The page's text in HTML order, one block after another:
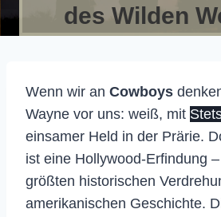
des Wilden
Wenn wir an Cowboys
Wayne vor uns: weiß, mit
einsamer Held in der Prärie.
ist eine Hollywood-Erfindung
größten historischen
amerikanischen Geschichte.